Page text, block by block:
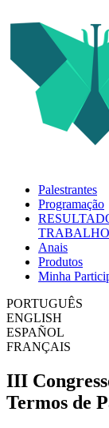
Palestrantes
Programação
Anais
Produtos
Minha
PORTUGUÊS
ENGLISH
ESPAÑOL
FRANÇAIS
III
Termos de